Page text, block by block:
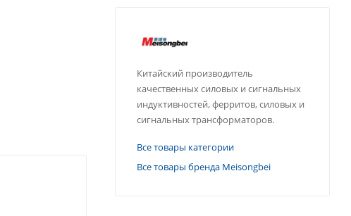
Китайский производитель
качественных силовых и сигнальных
индуктивностей, ферритов, силовых и
сигнальных трансформаторов.
Все товары категории
Все товары бренда Meisongbei